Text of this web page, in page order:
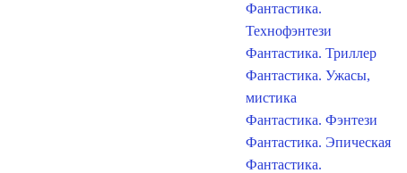
Фантастика.
Технофэнтези
Фантастика. Триллер
Фантастика. Ужасы,
мистика
Фантастика. Фэнтези
Фантастика. Эпическая
Фантастика.